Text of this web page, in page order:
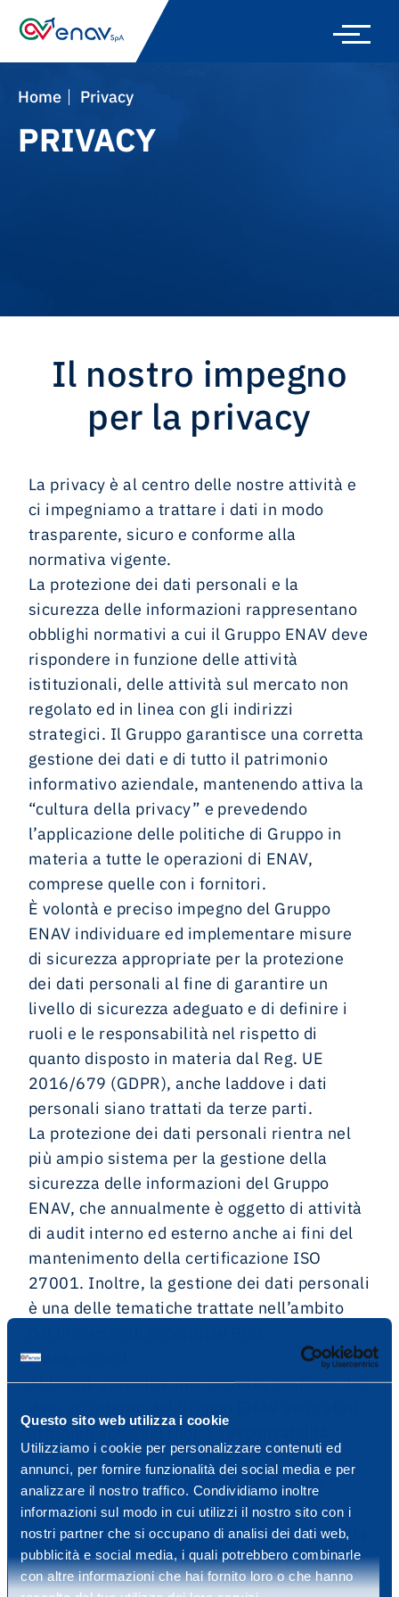
Questo sito web utilizza i cookie
Utilizziamo i cookie per personalizzare contenuti ed
annunci, per fornire funzionalità dei social media e per
analizzare il nostro traffico. Condividiamo inoltre
informazioni sul modo in cui utilizzi il nostro sito con i
nostri partner che si occupano di analisi dei dati web,
pubblicità e social media, i quali potrebbero combinarle
con altre informazioni che hai fornito loro o che hanno
Home Privacy
PRIVACY
Il nostro impegno
per la privacy
La privacy è al centro delle nostre attività e
ci impegniamo a trattare i dati in modo
trasparente, sicuro e conforme alla
normativa vigente.
La protezione dei dati personali e la
sicurezza delle informazioni rappresentano
obblighi normativi a cui il Gruppo ENAV deve
rispondere in funzione delle attività
istituzionali, delle attività sul mercato non
regolato ed in linea con gli indirizzi
strategici. Il Gruppo garantisce una corretta
gestione dei dati e di tutto il patrimonio
informativo aziendale, mantenendo attiva la
“cultura della privacy” e prevedendo
l’applicazione delle politiche di Gruppo in
materia a tutte le operazioni di ENAV,
comprese quelle con i fornitori.
È volontà e preciso impegno del Gruppo
ENAV individuare ed implementare misure
di sicurezza appropriate per la protezione
dei dati personali al fine di garantire un
livello di sicurezza adeguato e di definire i
ruoli e le responsabilità nel rispetto di
quanto disposto in materia dal Reg. UE
2016/679 (GDPR), anche laddove i dati
personali siano trattati da terze parti.
La protezione dei dati personali rientra nel
più ampio sistema per la gestione della
sicurezza delle informazioni del Gruppo
ENAV, che annualmente è oggetto di attività
di audit interno ed esterno anche ai fini del
mantenimento della certificazione ISO
27001. Inoltre, la gestione dei dati personali
è una delle tematiche trattate nell’ambito
Management.
Al fine di garantire una corretta gestione dei
attribuiti specifici ruoli e responsabilità:
la Struttura Organizzativa Privacy
Management è responsabile della
gestione degli adempimenti relativi alla
protezione dei dati personali previsti
dal Reg. EU 2016/679 e dalla